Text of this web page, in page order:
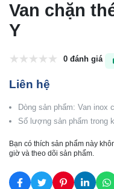
Van chặn
Y
0 đánh giá
Liên hệ
Dòng sản phẩm: Van inox
Số lượng sản phẩm trong
Bạn có thích sản phẩm này
giờ và theo dõi sản phẩm.